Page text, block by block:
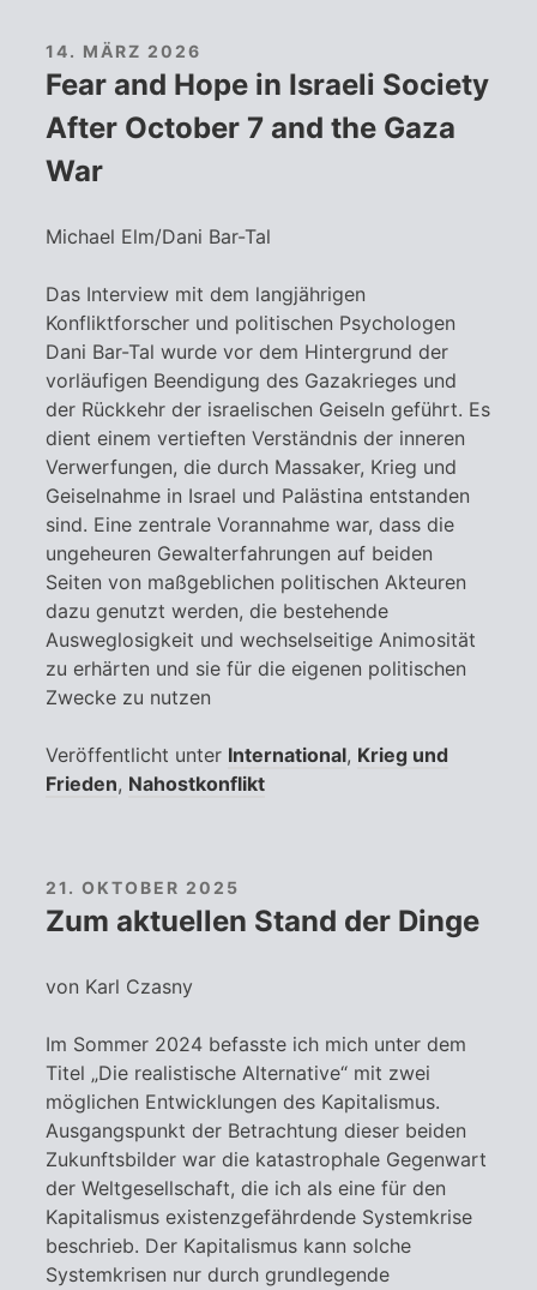
Fear and Hope in Israeli Society
After October 7 and the Gaza
War
14. MÄRZ 2026
Michael Elm/Dani Bar-Tal
Das Interview mit dem langjährigen
Konfliktforscher und politischen Psychologen
Dani Bar-Tal wurde vor dem Hintergrund der
vorläufigen Beendigung des Gazakrieges und
der Rückkehr der israelischen Geiseln geführt. Es
dient einem vertieften Verständnis der inneren
Verwerfungen, die durch Massaker, Krieg und
Geiselnahme in Israel und Palästina entstanden
sind. Eine zentrale Vorannahme war, dass die
ungeheuren Gewalterfahrungen auf beiden
Seiten von maßgeblichen politischen Akteuren
dazu genutzt werden, die bestehende
Ausweglosigkeit und wechselseitige Animosität
zu erhärten und sie für die eigenen politischen
Zwecke zu nutzen
Veröffentlicht unter International, Krieg und
Frieden, Nahostkonflikt
Zum aktuellen Stand der Dinge
21. OKTOBER 2025
von Karl Czasny
Im Sommer 2024 befasste ich mich unter dem
Titel „Die realistische Alternative“ mit zwei
möglichen Entwicklungen des Kapitalismus.
Ausgangspunkt der Betrachtung dieser beiden
Zukunftsbilder war die katastrophale Gegenwart
der Weltgesellschaft, die ich als eine für den
Kapitalismus existenzgefährdende Systemkrise
beschrieb. Der Kapitalismus kann solche
Systemkrisen nur durch grundlegende